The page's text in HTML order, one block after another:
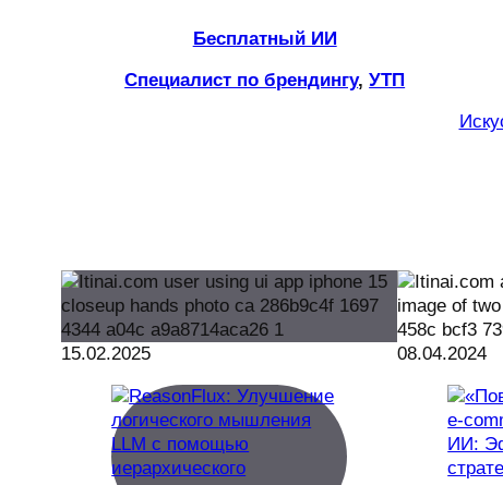
Бесплатный ИИ
Специалист по брендингу, УТП
15.02.2025 08.04.2024